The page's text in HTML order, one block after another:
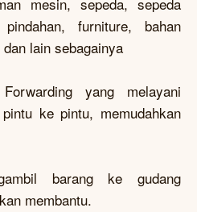
furniture, bahan
lain sebagainya
yang melayani
ke pintu, memudahkan
barang ke gudang
membantu.